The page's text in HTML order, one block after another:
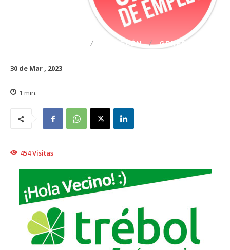
TRAIGUÉN GENERAL
30 de Mar , 2023
1 min.
454Visitas